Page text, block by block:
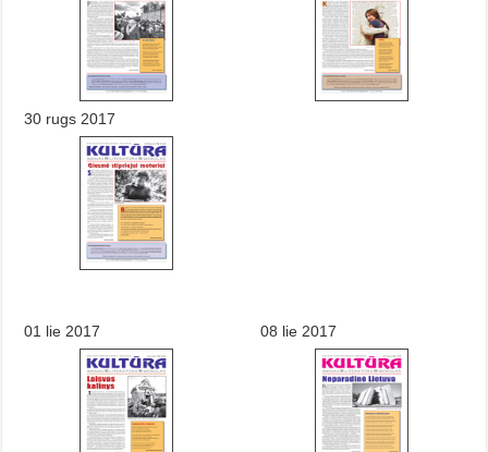
30 rugs 2017
01 lie 2017 08 lie 2017